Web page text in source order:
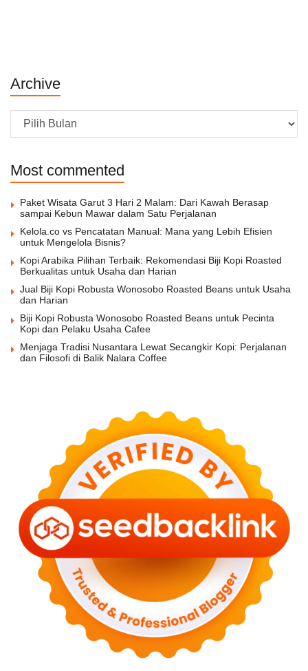
Archive
Archive
Most commented
Paket Wisata Garut 3 Hari 2 Malam: Dari Kawah Berasap
sampai Kebun Mawar dalam Satu Perjalanan
Kelola.co vs Pencatatan Manual: Mana yang Lebih Efisien
untuk Mengelola Bisnis?
Kopi Arabika Pilihan Terbaik: Rekomendasi Biji Kopi Roasted
Berkualitas untuk Usaha dan Harian
Jual Biji Kopi Robusta Wonosobo Roasted Beans untuk Usaha
dan Harian
Biji Kopi Robusta Wonosobo Roasted Beans untuk Pecinta
Kopi dan Pelaku Usaha Cafee
Menjaga Tradisi Nusantara Lewat Secangkir Kopi: Perjalanan
dan Filosofi di Balik Nalara Coffee